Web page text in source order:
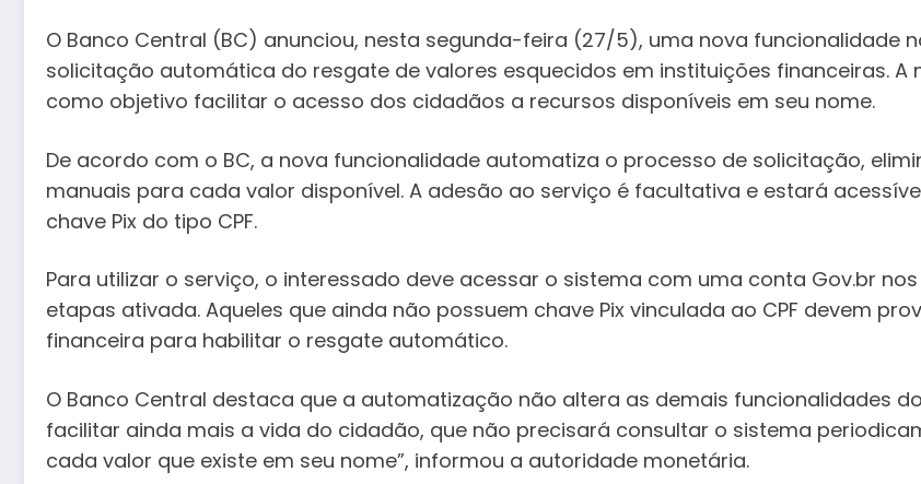
O Banco Central (BC) anunciou, nesta segunda-feira (27/5), uma nova funcionalidade
solicitação automática do resgate de valores esquecidos em instituições financeiras.
como objetivo facilitar o acesso dos cidadãos a recursos disponíveis em seu nome.
De acordo com o BC, a nova funcionalidade automatiza o processo de solicitação,
manuais para cada valor disponível. A adesão ao serviço é facultativa e estará
chave Pix do tipo CPF.
Para utilizar o serviço, o interessado deve acessar o sistema com uma conta Gov.br
etapas ativada. Aqueles que ainda não possuem chave Pix vinculada ao CPF devem
financeira para habilitar o resgate automático.
O Banco Central destaca que a automatização não altera as demais funcionalidades
facilitar ainda mais a vida do cidadão, que não precisará consultar o sistema
cada valor que existe em seu nome”, informou a autoridade monetária.